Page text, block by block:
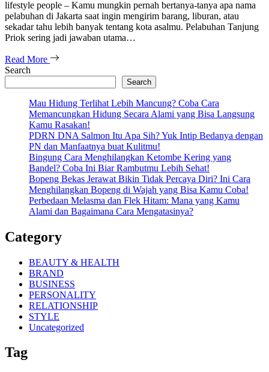
lifestyle people – Kamu mungkin pernah bertanya-tanya apa nama
pelabuhan di Jakarta saat ingin mengirim barang, liburan, atau
sekadar tahu lebih banyak tentang kota asalmu. Pelabuhan Tanjung
Priok sering jadi jawaban utama…
Read More
Search
Search
Mau Hidung Terlihat Lebih Mancung? Coba Cara
Memancungkan Hidung Secara Alami yang Bisa Langsung
Kamu Rasakan!
PDRN DNA Salmon Itu Apa Sih? Yuk Intip Bedanya dengan
PN dan Manfaatnya buat Kulitmu!
Bingung Cara Menghilangkan Ketombe Kering yang
Bandel? Coba Ini Biar Rambutmu Lebih Sehat!
Bopeng Bekas Jerawat Bikin Tidak Percaya Diri? Ini Cara
Menghilangkan Bopeng di Wajah yang Bisa Kamu Coba!
Perbedaan Melasma dan Flek Hitam: Mana yang Kamu
Alami dan Bagaimana Cara Mengatasinya?
Category
BEAUTY & HEALTH
BRAND
BUSINESS
PERSONALITY
RELATIONSHIP
STYLE
Uncategorized
Tag